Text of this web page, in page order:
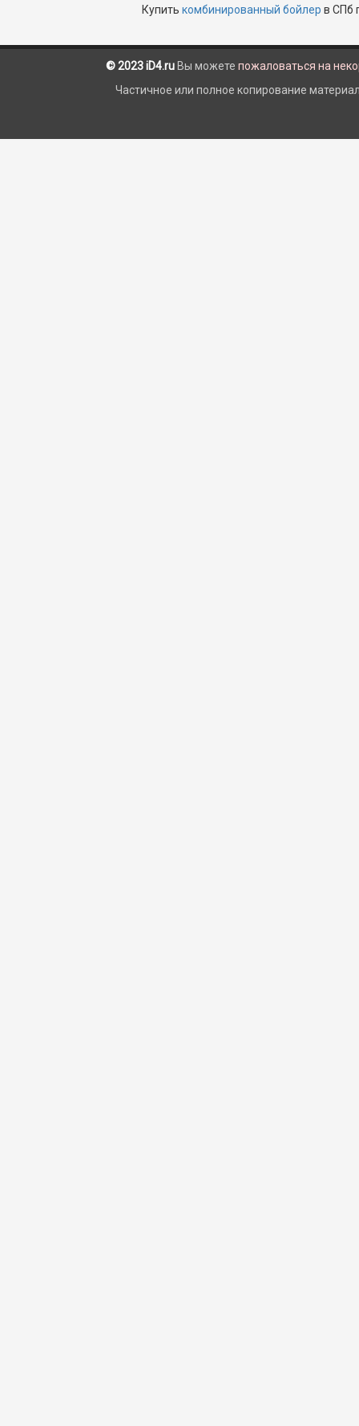
Купить комбинированный бойлер в СПб
© 2023 iD4.ru Вы можете пожаловаться на
Частичное или полное копирование